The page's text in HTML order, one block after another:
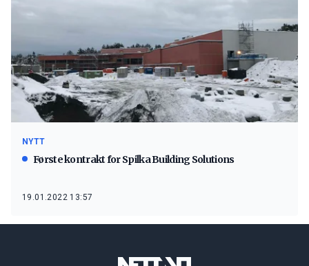
NYTT
Første kontrakt for Spilka Building Solutions
19.01.2022 13:57